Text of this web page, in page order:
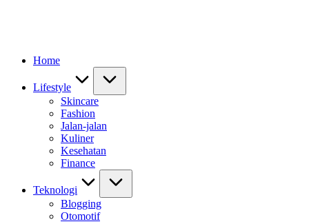
Home
Lifestyle
Skincare
Fashion
Jalan-jalan
Kuliner
Kesehatan
Finance
Teknologi
Blogging
Otomotif